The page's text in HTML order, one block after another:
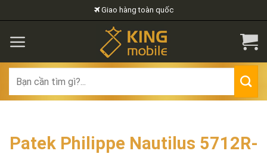
to
content
Giao hàng toàn quốc
for:
Patek Philippe Nautilus 5712R-